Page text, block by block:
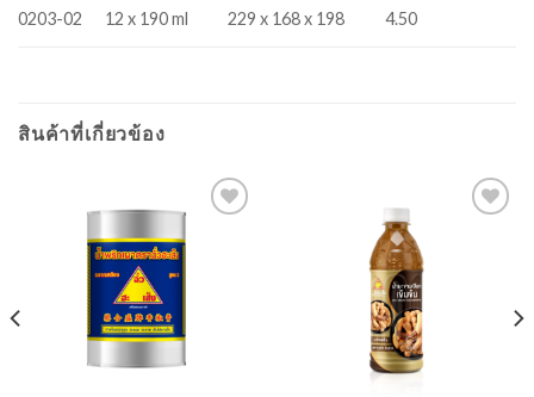
0203-02
12 x 190 ml
229 x 168 x 198
4.50
สินค้าที่เกี่ยวข้อง